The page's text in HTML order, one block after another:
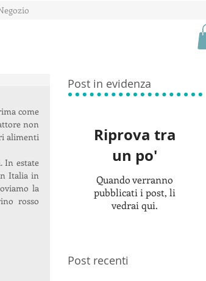
non
alimenti
In estate
Italia in
la
rosso
Post in evidenza
Riprova tra
un po'
Quando verranno
pubblicati i post, li
vedrai qui.
Post recenti